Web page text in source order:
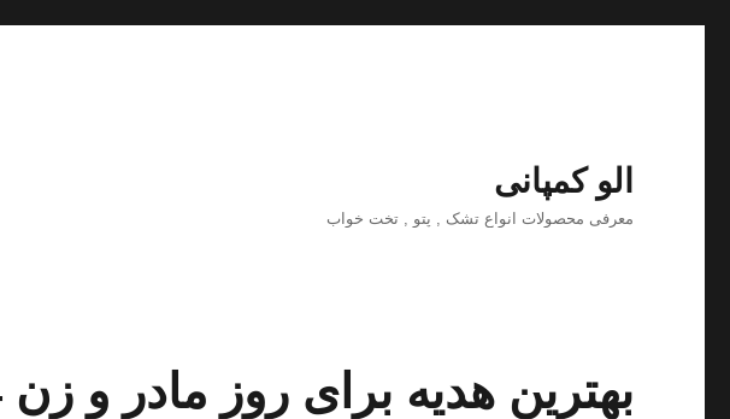
الو کمپانی
معرفی محصولات انواع تشک , پتو , تخت خواب
بهترین هدیه برای روز مادر و زن 1404